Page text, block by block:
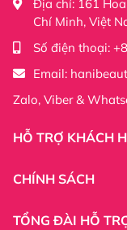
https://
Địa chỉ: 161
Chí Minh, Việt
Số điện thoại:
Email:
Zalo, Viber &
HỖ TRỢ KHÁCH
CHÍNH SÁCH
TỔNG ĐÀI HỖ